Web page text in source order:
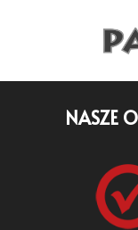
NASZE